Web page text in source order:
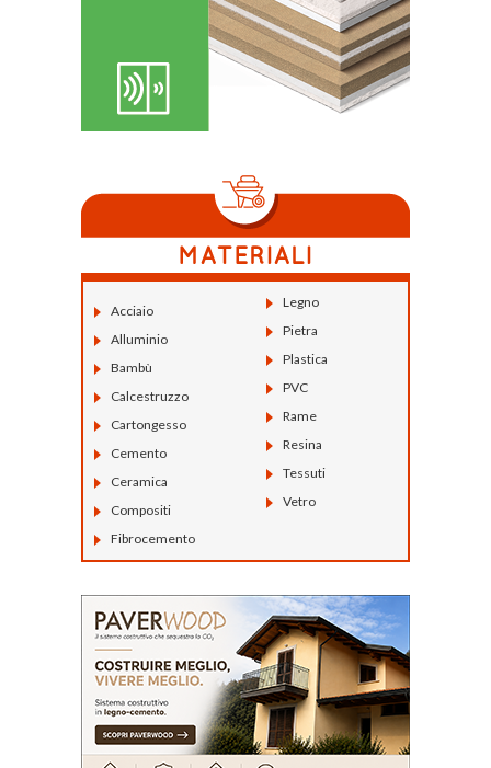
Acciaio
Alluminio
Bambù
Calcestruzzo
Cartongesso
Cemento
Ceramica
Compositi
Fibrocemento
Legno
Pietra
Plastica
PVC
Rame
Resina
Tessuti
Vetro